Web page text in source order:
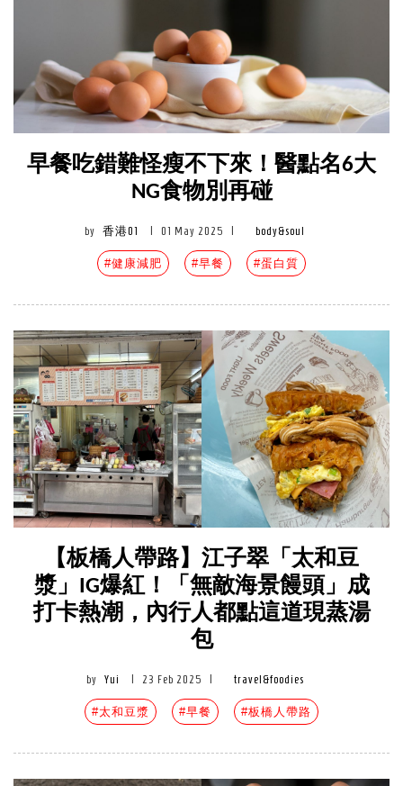
早餐吃錯難怪瘦不下來！醫點名6大
NG食物別再碰
by 香港01 01 May 2025 body&soul
#健康減肥 #早餐 #蛋白質
【板橋人帶路】江子翠「太和豆
漿」IG爆紅！「無敵海景饅頭」成
打卡熱潮，內行人都點這道現蒸湯
包
by Yui 23 Feb 2025 travel&foodies
#太和豆漿 #早餐 #板橋人帶路